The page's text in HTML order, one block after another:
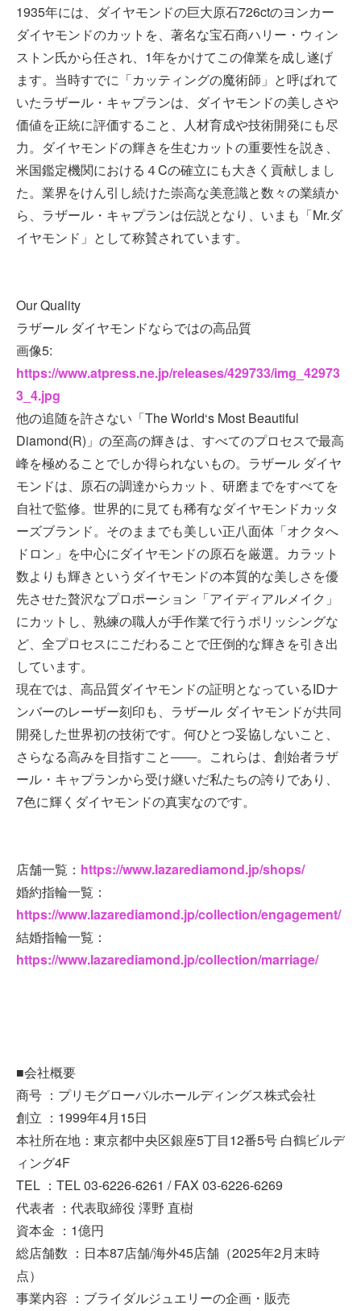
1935年には、ダイヤモンドの巨大原石726ctのヨンカー
ダイヤモンドのカットを、著名な宝石商ハリー・ウィン
ストン氏から任され、1年をかけてこの偉業を成し遂げ
ます。当時すでに「カッティングの魔術師」と呼ばれて
いたラザール・キャプランは、ダイヤモンドの美しさや
価値を正統に評価すること、人材育成や技術開発にも尽
力。ダイヤモンドの輝きを生むカットの重要性を説き、
米国鑑定機関における４Cの確立にも大きく貢献しまし
た。業界をけん引し続けた崇高な美意識と数々の業績か
ら、ラザール・キャプランは伝説となり、いまも「Mr.ダ
イヤモンド」として称賛されています。
Our Quality
ラザール ダイヤモンドならではの高品質
画像5:
https://www.atpress.ne.jp/releases/429733/img_42973
3_4.jpg
他の追随を許さない「The World‘s Most Beautiful
Diamond(R)」の至高の輝きは、すべてのプロセスで最高
峰を極めることでしか得られないもの。ラザール ダイヤ
モンドは、原石の調達からカット、研磨までをすべてを
自社で監修。世界的に見ても稀有なダイヤモンドカッタ
ーズブランド。そのままでも美しい正八面体「オクタへ
ドロン」を中心にダイヤモンドの原石を厳選。カラット
数よりも輝きというダイヤモンドの本質的な美しさを優
先させた贅沢なプロポーション「アイディアルメイク」
にカットし、熟練の職人が手作業で行うポリッシングな
ど、全プロセスにこだわることで圧倒的な輝きを引き出
しています。
現在では、高品質ダイヤモンドの証明となっているIDナ
ンバーのレーザー刻印も、ラザール ダイヤモンドが共同
開発した世界初の技術です。何ひとつ妥協しないこと、
さらなる高みを目指すこと――。これらは、創始者ラザ
ール・キャプランから受け継いだ私たちの誇りであり、
7色に輝くダイヤモンドの真実なのです。
店舗一覧： https://www.lazarediamond.jp/shops/
婚約指輪一覧：
https://www.lazarediamond.jp/collection/engagement/
結婚指輪一覧：
https://www.lazarediamond.jp/collection/marriage/
■会社概要
商号 ：プリモグローバルホールディングス株式会社
創立 ：1999年4月15日
本社所在地：東京都中央区銀座5丁目12番5号 白鶴ビルデ
ィング4F
TEL ：TEL 03-6226-6261 / FAX 03-6226-6269
代表者 ：代表取締役 澤野 直樹
資本金 ：1億円
総店舗数 ：日本87店舗/海外45店舗（2025年2月末時
点）
事業内容 ：ブライダルジュエリーの企画・販売